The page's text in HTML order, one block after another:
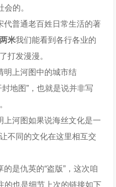
会的。
代普通老百姓日常生活的著
米我们能看到各行各业的
打发漫漫。
明上河图中的城市结
地图”，也就是说并非写
上河图如果说海丝文化是一
不同的文化在这里相互交
是仇英的“盗版”，这次咱
的也是细节上次的链接如下